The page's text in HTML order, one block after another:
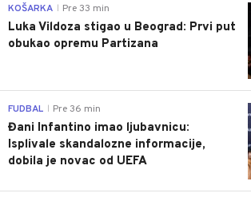
KOŠARKA Pre 33 min
Luka Vildoza stigao u Beograd: Prvi put
obukao opremu Partizana
FUDBAL Pre 36 min
Đani Infantino imao ljubavnicu:
Isplivale skandalozne informacije,
dobila je novac od UEFA